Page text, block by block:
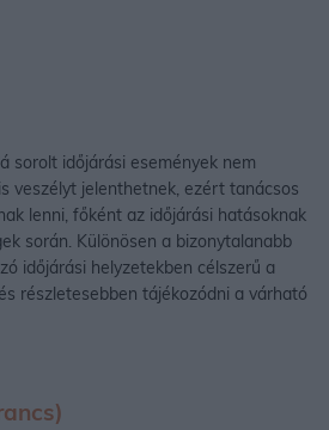
sorolt időjárási események nem
veszélyt jelenthetnek, ezért tanácsos
lenni, főként az időjárási hatásoknak
során. Különösen a bizonytalanabb
időjárási helyzetekben célszerű a
részletesebben tájékozódni a várható